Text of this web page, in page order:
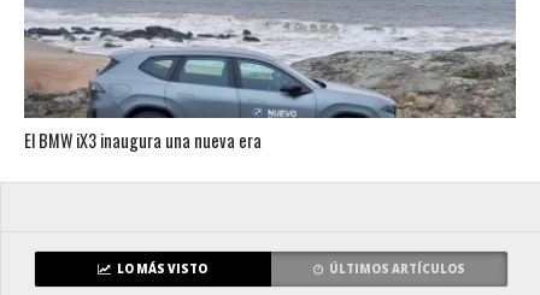
El BMW iX3 inaugura una nueva era
LO MÁS VISTO ÚLTIMOS ARTÍCULOS